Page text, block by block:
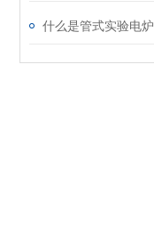
什么是管式实验电炉